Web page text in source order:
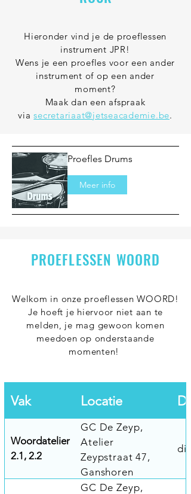
Hieronder vind je de proeflessen
instrument JPR!
Wens je een proefles voor een ander
instrument of op een ander
moment?
Maak dan een afspraak
viasecretariaat@jetseacademie.be.
Proefles Drums
Meer info
PROEFLESSEN WOORD
Welkom in onze proeflessen WOORD!
Je hoeft je hiervoor niet aan te
melden, je mag gewoon komen
meedoen op onderstaande
momenten!
Vak Locatie
Woordatelier
2.1, 2.2
GC De Zeyp,
Atelier
Zeypstraat 47,
Ganshoren
GC De Zeyp,